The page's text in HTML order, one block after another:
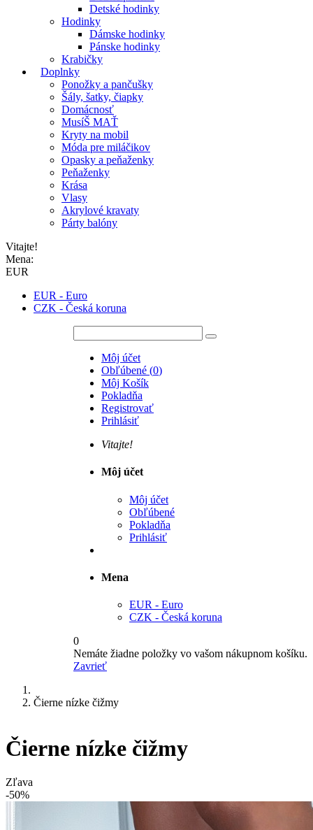
Detské hodinky
Hodinky
Dámske hodinky
Pánske hodinky
Krabičky
Doplnky
Ponožky a pančušky
Šály, šatky, čiapky
Domácnosť
MusíŠ MAŤ
Kryty na mobil
Móda pre miláčikov
Opasky a peňaženky
Peňaženky
Krása
Vlasy
Akrylové kravaty
Párty balóny
Vitajte!
Mena:
EUR
EUR - Euro
CZK - Česká koruna
Môj účet
Obľúbené (0)
Môj Košík
Pokladňa
Registrovať
Prihlásiť
Vitajte!
Môj účet
Môj účet
Obľúbené
Pokladňa
Prihlásiť
Mena
EUR - Euro
CZK - Česká koruna
0
Nemáte žiadne položky vo vašom nákupnom košíku.
Zavrieť
Čierne nízke čižmy
Čierne nízke čižmy
Zľava
-50%